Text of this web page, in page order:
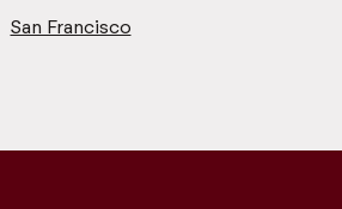
San Francisco